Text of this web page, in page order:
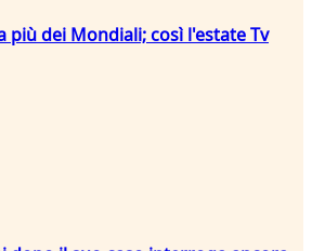
più dei Mondiali; così l'estate Tv